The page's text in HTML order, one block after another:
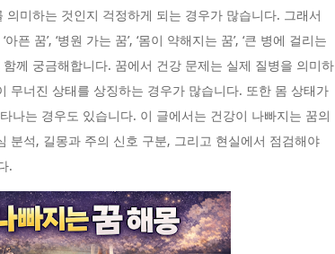
미하는 것인지 걱정하게 되는 경우가 많습니다. 그래서
꿈’, ‘병원 가는 꿈’, ‘몸이 약해지는 꿈’, ‘큰 병에 걸리는
함께 궁금해합니다. 꿈에서 건강 문제는 실제 질병을 의미하
무너진 상태를 상징하는 경우가 많습니다. 또한 몸 상태가
나는 경우도 있습니다. 이 글에서는 건강이 나빠지는 꿈의
분석, 길몽과 주의 신호 구분, 그리고 현실에서 점검해야
.